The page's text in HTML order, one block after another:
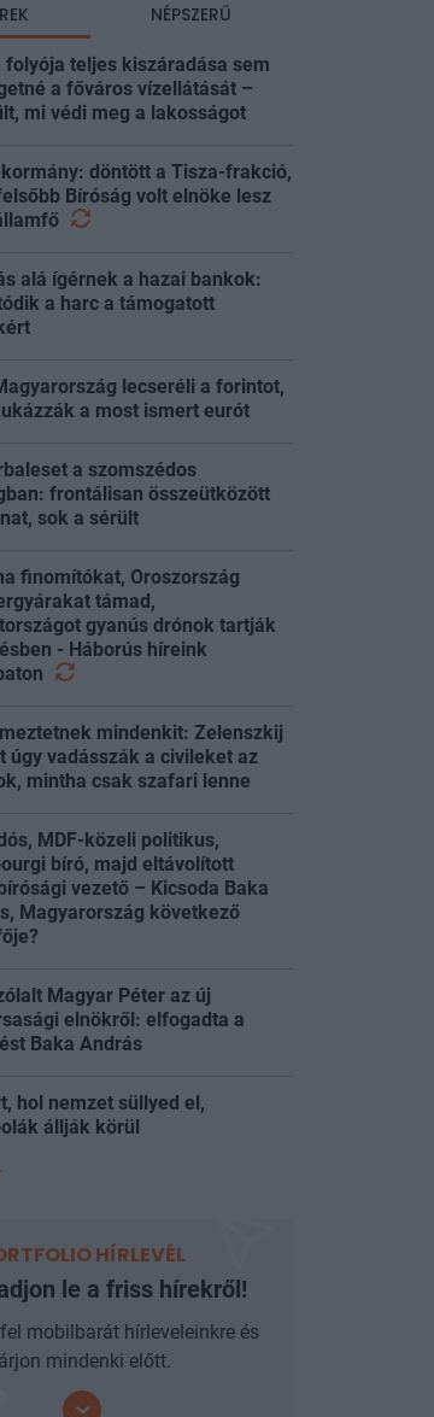
NÉPSZERŰ
folyója teljes kiszáradása sem
a főváros vízellátását –
mi védi meg a lakosságot
döntött a Tisza-frakció,
Bíróság volt elnöke lesz
alá ígérnek a hazai bankok:
a harc a támogatott
lecseréli a forintot,
a most ismert eurót
a szomszédos
frontálisan összeütközött
sok a sérült
finomítókat, Oroszország
támad,
gyanús drónok tartják
- Háborús híreink
mindenkit: Zelenszkij
úgy vadásszák a civileket az
mintha csak szafari lenne
MDF-közeli politikus,
bíró, majd eltávolított
vezető – Kicsoda Baka
Magyarország következő
Magyar Péter az új
elnökről: elfogadta a
Baka András
hol nemzet süllyed el,
állják körül
HÍRLEVÉL
le a friss hírekről!
mobilbarát hírleveleinkre és
mindenki előtt.